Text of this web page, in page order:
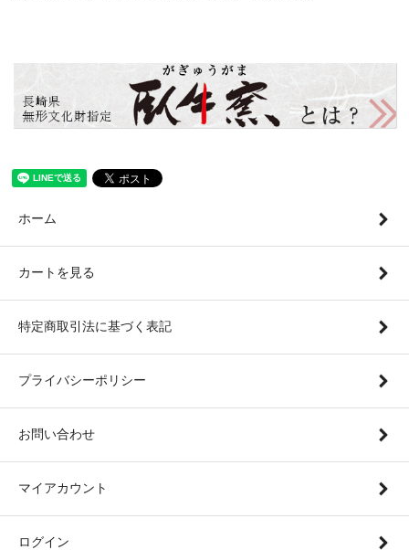
ホーム
カートを見る
特定商取引法に基づく表記
プライバシーポリシー
お問い合わせ
マイアカウント
ログイン